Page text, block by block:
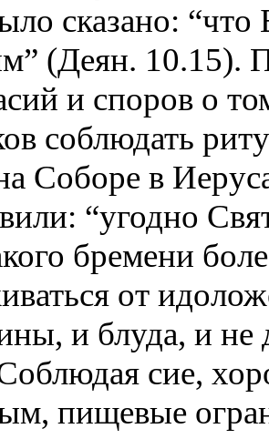
сказано: “что
(Деян. 10.15).
и споров о
соблюдать
Соборе в
“угодно
бремени
от
и блуда, и не
сие,
пищевые